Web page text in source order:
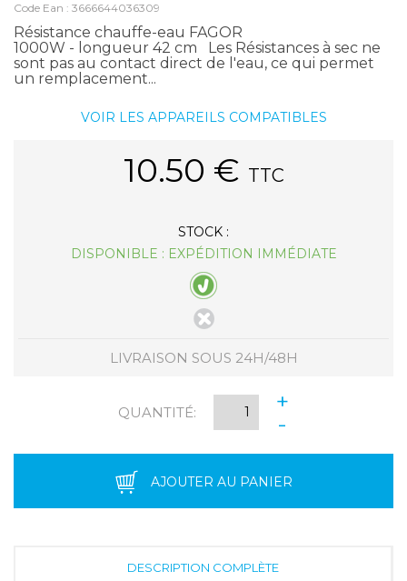
Code Ean : 3666644036309
Résistance chauffe-eau FAGOR
1000W - longueur 42 cm Les Résistances à sec ne
sont pas au contact direct de l'eau, ce qui permet
un remplacement...
VOIR LES APPAREILS COMPATIBLES
10.50 € TTC
STOCK :
DISPONIBLE : EXPÉDITION IMMÉDIATE
LIVRAISON SOUS 24H/48H
QUANTITÉ:
+
-
AJOUTER AU PANIER
DESCRIPTION COMPLÈTE